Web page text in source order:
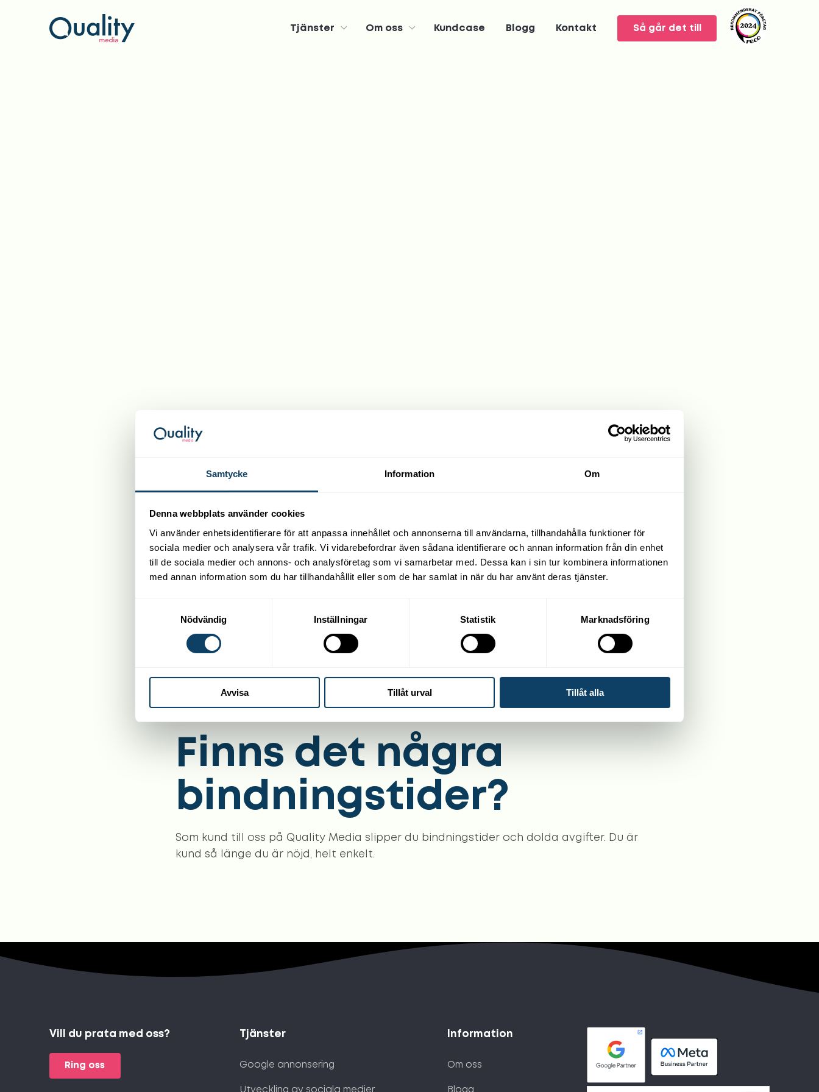
Samtycke Information Om
Denna webbplats använder cookies
Vi använder enhetsidentifierare för att anpassa innehållet och annonserna till användarna, tillhandahålla funktioner för
sociala medier och analysera vår trafik. Vi vidarebefordrar även sådana identifierare och annan information från din enhet
till de sociala medier och annons- och analysföretag som vi samarbetar med. Dessa kan i sin tur kombinera informationen
med annan information som du har tillhandahållit eller som de har samlat in när du har använt deras tjänster.
Nödvändig
Inställningar Statistik Marknadsföring
Avvisa Tillåt urval Tillåt alla
Tjänster Om oss Kundcase Blogg Kontakt Så går det till
Finns det några
bindningstider?
Som kund till oss på Quality Media slipper du bindningstider och dolda avgifter. Du är
kund så länge du är nöjd, helt enkelt.
Vill du prata med oss?
Ring oss
Tjänster
Google annonsering
Utveckling av sociala medier
Information
Om oss
Blogg